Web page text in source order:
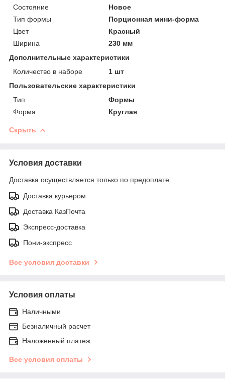
Состояние
Новое
Тип формы
Порционная мини-форма
Цвет
Красный
Ширина
230 мм
Дополнительные характеристики
Количество в наборе
1 шт
Пользовательские характеристики
Тип
Формы
Форма
Круглая
Скрыть
Условия доставки
Доставка осуществляется только по предоплате.
Доставка курьером
Доставка КазПочта
Экспресс-доставка
Пони-экспресс
Все условия доставки
Условия оплаты
Наличными
Безналичный расчет
Наложенный платеж
Все условия оплаты